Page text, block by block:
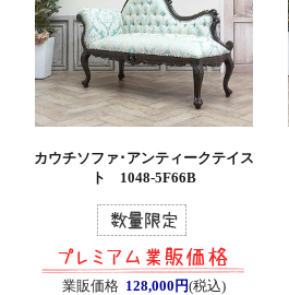
カウチソファ･アンティークテイス
ト 1048-5F66B
業販価格 128,000円(税込)